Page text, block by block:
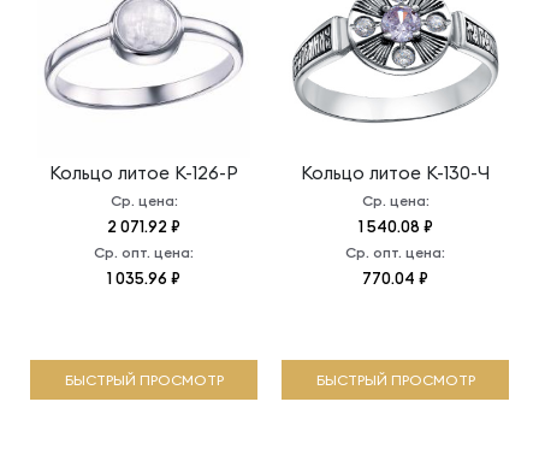
Кольцо литое К-126-Р
Ср. цена:
2 071.92 ₽
Ср. опт. цена:
1 035.96 ₽
БЫСТРЫЙ ПРОСМОТР
Кольцо литое К-130-Ч
Ср. цена:
1 540.08 ₽
Ср. опт. цена:
770.04 ₽
БЫСТРЫЙ ПРОСМОТР